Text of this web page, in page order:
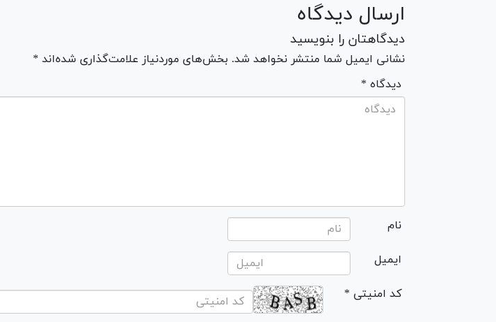
ارسال دیدگاه
دیدگاهتان را بنویسید
نشانی ایمیل شما منتشر نخواهد شد. بخش‌های موردنیاز علامت‌گذاری شده‌اند *
* دیدگاه
نام
ایمیل
* کد امنیتی